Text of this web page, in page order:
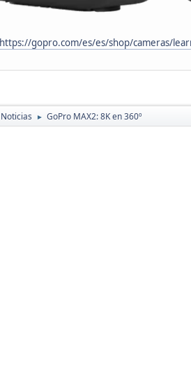
https://gopro.com/es/es/shop/cameras/
Noticias ► GoPro MAX2: 8K en 360º